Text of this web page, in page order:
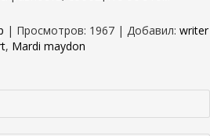
| Просмотров: 1967 | Добавил: writer
, Mardi maydon